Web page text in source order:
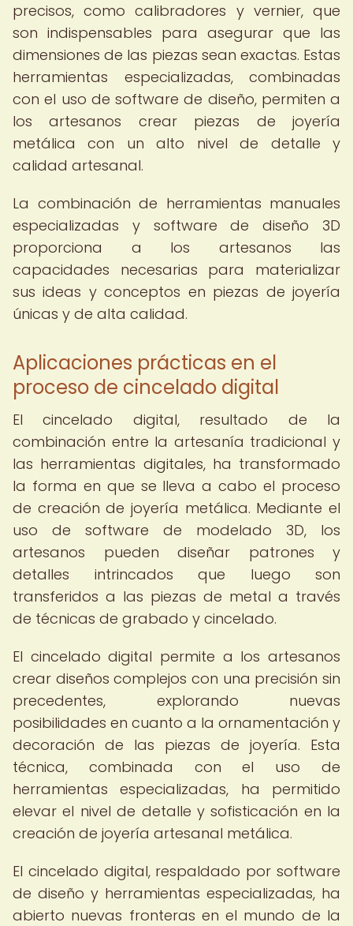
precisos, como calibradores y vernier, que
son indispensables para asegurar que las
dimensiones de las piezas sean exactas. Estas
herramientas especializadas, combinadas
con el uso de software de diseño, permiten a
los artesanos crear piezas de joyería
metálica con un alto nivel de detalle y
calidad artesanal.
La combinación de herramientas manuales
especializadas y software de diseño 3D
proporciona a los artesanos las
capacidades necesarias para materializar
sus ideas y conceptos en piezas de joyería
únicas y de alta calidad.
Aplicaciones prácticas en el
proceso de cincelado digital
El cincelado digital, resultado de la
combinación entre la artesanía tradicional y
las herramientas digitales, ha transformado
la forma en que se lleva a cabo el proceso
de creación de joyería metálica. Mediante el
uso de software de modelado 3D, los
artesanos pueden diseñar patrones y
detalles intrincados que luego son
transferidos a las piezas de metal a través
de técnicas de grabado y cincelado.
El cincelado digital permite a los artesanos
crear diseños complejos con una precisión sin
precedentes, explorando nuevas
posibilidades en cuanto a la ornamentación y
decoración de las piezas de joyería. Esta
técnica, combinada con el uso de
herramientas especializadas, ha permitido
elevar el nivel de detalle y sofisticación en la
creación de joyería artesanal metálica.
El cincelado digital, respaldado por software
de diseño y herramientas especializadas, ha
abierto nuevas fronteras en el mundo de la